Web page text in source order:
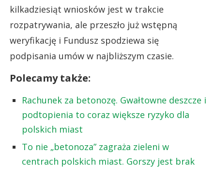
kilkadziesiąt wniosków jest w trakcie
rozpatrywania, ale przeszło już wstępną
weryfikację i Fundusz spodziewa się
podpisania umów w najbliższym czasie.
Polecamy także:
Rachunek za betonozę. Gwałtowne deszcze i
podtopienia to coraz większe ryzyko dla
polskich miast
To nie „betonoza” zagraża zieleni w
centrach polskich miast. Gorszy jest brak